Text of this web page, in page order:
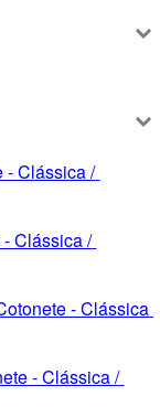
- Clássica /
Clássica /
- Clássica
- Clássica /